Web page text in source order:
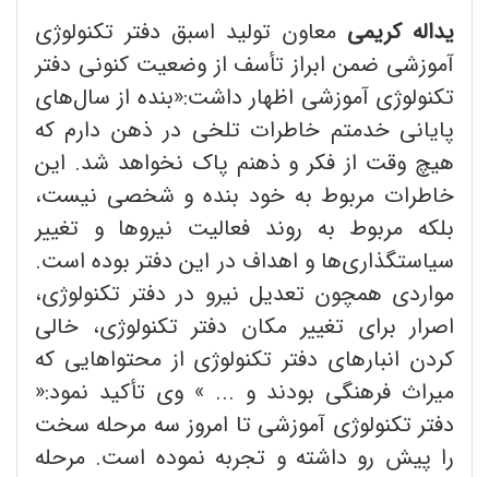
یداله کریمی معاون تولید اسبق دفتر تکنولوژی
آموزشی ضمن ابراز تأسف از وضعیت کنونی دفتر
تکنولوژی آموزشی اظهار داشت:«بنده از سال‌های
پایانی خدمتم خاطرات تلخی در ذهن دارم که
هیچ وقت از فکر و ذهنم پاک نخواهد شد. این
خاطرات مربوط به خود بنده و شخصی نیست،
بلکه مربوط به روند فعالیت نیروها و تغییر
سیاستگذاری‌ها و اهداف در این دفتر بوده است.
مواردی همچون تعدیل نیرو در دفتر تکنولوژی،
اصرار برای تغییر مکان دفتر تکنولوژی، خالی
کردن انبارهای دفتر تکنولوژی از محتواهایی که
میراث فرهنگی بودند و ... » وی تأکید نمود:«
دفتر تکنولوژی آموزشی تا امروز سه مرحله سخت
را پیش رو داشته و تجربه نموده است. مرحله